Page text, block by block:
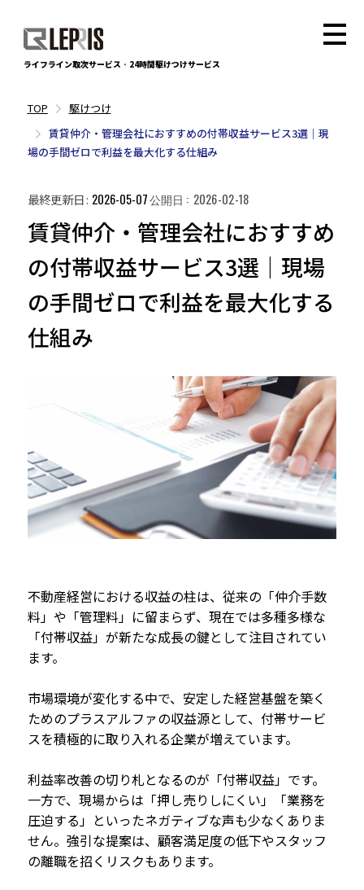
ライフライン取次サービス ・ 24時間駆けつけサービス
駆けつけ
賃貸仲介・管理会社におすすめの付帯収益サービス3選｜現
場の手間ゼロで利益を最大化する仕組み
最終更新日 2026-05-07公開日 2026-02-18
賃貸仲介・管理会社におすすめ
の付帯収益サービス3選｜現場
の手間ゼロで利益を最大化する
仕組み
不動産経営における収益の柱は、従来の「仲介手数
料」や「管理料」に留まらず、現在では多種多様な
「付帯収益」が新たな成長の鍵として注目されてい
ます。
市場環境が変化する中で、安定した経営基盤を築く
ためのプラスアルファの収益源として、付帯サービ
スを積極的に取り入れる企業が増えています。
利益率改善の切り札となるのが「付帯収益」です。
一方で、現場からは「押し売りしにくい」「業務を
圧迫する」といったネガティブな声も少なくありま
せん。強引な提案は、顧客満足度の低下やスタッフ
の離職を招くリスクもあります。